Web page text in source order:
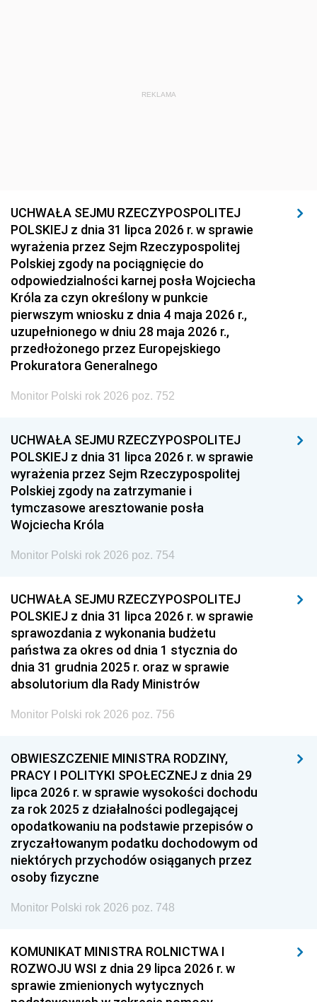
REKLAMA
UCHWAŁA SEJMU RZECZYPOSPOLITEJ
POLSKIEJ z dnia 31 lipca 2026 r. w sprawie
wyrażenia przez Sejm Rzeczypospolitej
Polskiej zgody na pociągnięcie do
odpowiedzialności karnej posła Wojciecha
Króla za czyn określony w punkcie
pierwszym wniosku z dnia 4 maja 2026 r.,
uzupełnionego w dniu 28 maja 2026 r.,
przedłożonego przez Europejskiego
Prokuratora Generalnego
Monitor Polski rok 2026 poz. 752
UCHWAŁA SEJMU RZECZYPOSPOLITEJ
POLSKIEJ z dnia 31 lipca 2026 r. w sprawie
wyrażenia przez Sejm Rzeczypospolitej
Polskiej zgody na zatrzymanie i
tymczasowe aresztowanie posła
Wojciecha Króla
Monitor Polski rok 2026 poz. 754
UCHWAŁA SEJMU RZECZYPOSPOLITEJ
POLSKIEJ z dnia 31 lipca 2026 r. w sprawie
sprawozdania z wykonania budżetu
państwa za okres od dnia 1 stycznia do
dnia 31 grudnia 2025 r. oraz w sprawie
absolutorium dla Rady Ministrów
Monitor Polski rok 2026 poz. 756
OBWIESZCZENIE MINISTRA RODZINY,
PRACY I POLITYKI SPOŁECZNEJ z dnia 29
lipca 2026 r. w sprawie wysokości dochodu
za rok 2025 z działalności podlegającej
opodatkowaniu na podstawie przepisów o
zryczałtowanym podatku dochodowym od
niektórych przychodów osiąganych przez
osoby fizyczne
Monitor Polski rok 2026 poz. 748
KOMUNIKAT MINISTRA ROLNICTWA I
ROZWOJU WSI z dnia 29 lipca 2026 r. w
sprawie zmienionych wytycznych